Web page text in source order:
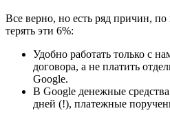
Все верно, но есть ряд причин,
терять эти 6%:
Удобно работать только с
договора, а не платить
Google.
В Google денежные
дней (!), платежные